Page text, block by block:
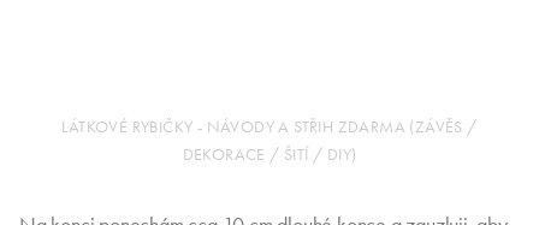
LÁTKOVÉ RYBIČKY - NÁVODY A STŘIH ZDARMA (ZÁVĚS /
DEKORACE / ŠITÍ / DIY)